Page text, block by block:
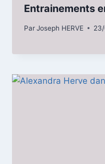
Entrainements
ParJoseph HERVE